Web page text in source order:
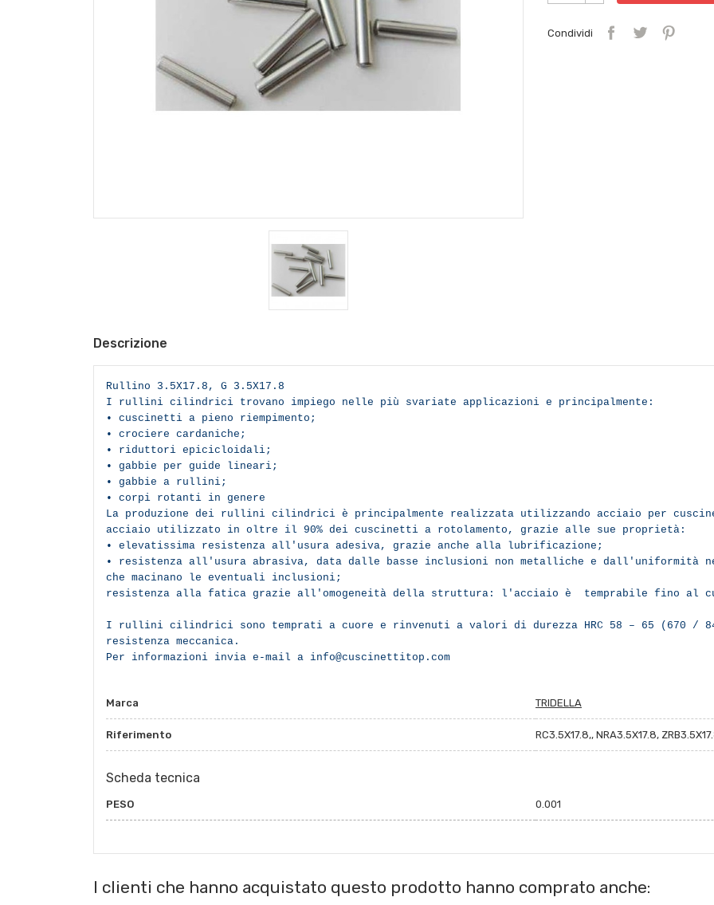
Condividi
Descrizione
Rullino 3.5X17.8, G 3.5X17.8
I rullini cilindrici trovano impiego nelle più svariate applicazioni e principalmente:
• cuscinetti a pieno riempimento;
• crociere cardaniche;
• riduttori epicicloidali;
• gabbie per guide lineari;
• gabbie a rullini;
• corpi rotanti in genere
La produzione dei rullini cilindrici è principalmente realizzata utilizzando acciaio per
acciaio utilizzato in oltre il 90% dei cuscinetti a rotolamento, grazie alle sue proprietà:
• elevatissima resistenza all'usura adesiva, grazie anche alla lubrificazione;
• resistenza all'usura abrasiva, data dalle basse inclusioni non metalliche e
che macinano le eventuali inclusioni;
resistenza alla fatica grazie all'omogeneità della struttura: l'acciaio è temprabile fino al
I rullini cilindrici sono temprati a cuore e rinvenuti a valori di durezza HRC 58 – 65 (670 /
resistenza meccanica.
Per informazioni invia e-mail a info@cuscinettitop.com
Marca TRIDELLA
Riferimento RC3.5X17.8,, NRA3.5X17.8,
Scheda tecnica
PESO 0.001
I clienti che hanno acquistato questo prodotto hanno comprato anche: